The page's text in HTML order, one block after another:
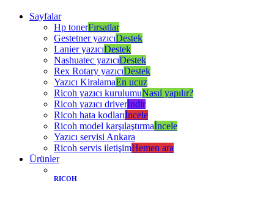
Sayfalar
Hp tonerFırsatlar
Gestetner yazıcıDestek
Lanier yazıcıDestek
Nashuatec yazıcıDestek
Rex Rotary yazıcıDestek
Yazıcı KiralamaEn ucuz
Ricoh yazıcı kurulumuNasıl yapılır?
Ricoh yazıcı driverİndir
Ricoh hata kodlarıİncele
Ricoh model karşılaştırmaİncele
Yazıcı servisi Ankara
Ricoh servis iletişimHemen ara
Ürünler
RICOH